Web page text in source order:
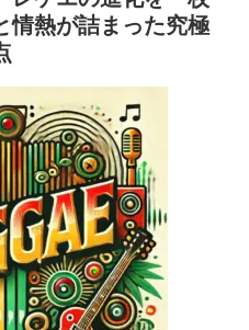
情熱が詰まった究極